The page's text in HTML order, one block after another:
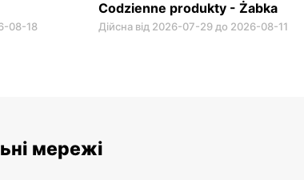
08-18
Codzienne produkty - Żabka
Дійсна від 2026-07-29 до 2026-08-11
мережі